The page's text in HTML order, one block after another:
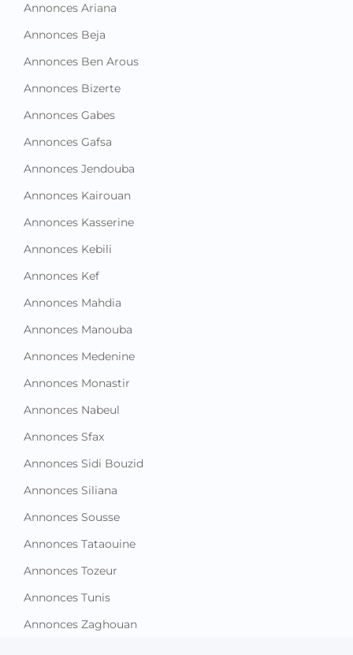
Annonces Ariana
Annonces Beja
Annonces Ben Arous
Annonces Bizerte
Annonces Gabes
Annonces Gafsa
Annonces Jendouba
Annonces Kairouan
Annonces Kasserine
Annonces Kebili
Annonces Kef
Annonces Mahdia
Annonces Manouba
Annonces Medenine
Annonces Monastir
Annonces Nabeul
Annonces Sfax
Annonces Sidi Bouzid
Annonces Siliana
Annonces Sousse
Annonces Tataouine
Annonces Tozeur
Annonces Tunis
Annonces Zaghouan